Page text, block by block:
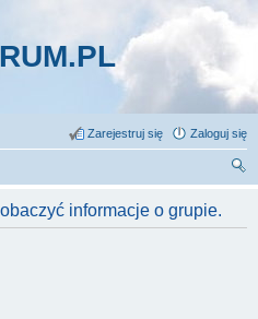
Zaloguj się
Zarejestruj się
informacje o grupie.